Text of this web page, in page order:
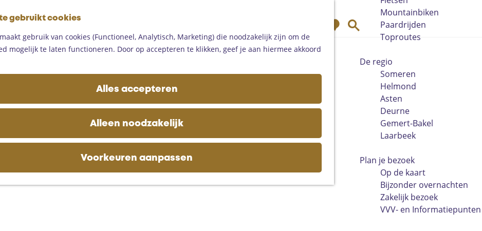
gebruikt cookies
gebruik van cookies (Functioneel, Analytisch, Marketing) die noodzakelijk zijn om de
mogelijk te laten functioneren. Door op accepteren te klikken, geef je aan hiermee akkoord
Alles accepteren
Alleen noodzakelijk
Voorkeuren aanpassen
n
a
r
d
h
o
e
p
a
g
e
n
K
o
k
Mountainbiken
Paardrijden
Toproutes
De regio
Someren
Helmond
Asten
Deurne
Gemert-Bakel
Laarbeek
Plan je bezoek
Op de kaart
Bijzonder overnachten
Zakelijk bezoek
VVV- en Informatiepunten